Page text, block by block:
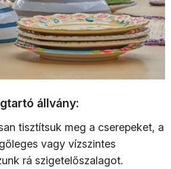
állvány:
tisztítsuk meg a cserepeket, a
vagy vízszintes
rá szigetelőszalagot.